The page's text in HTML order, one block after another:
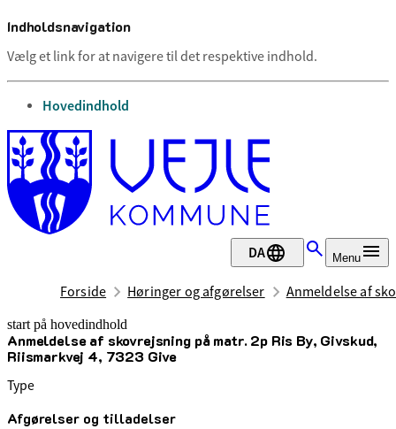
Indholdsnavigation
Vælg et link for at navigere til det respektive indhold.
gå til
Hovedindhold
DA Menu
Forside Høringer og afgørelser Anmeldelse af
start på hovedindhold
Anmeldelse af skovrejsning på matr. 2p Ris By, Givskud,
Riismarkvej 4, 7323 Give
senest opdateret 1. maj 2025
Type
Afgørelser og tilladelser